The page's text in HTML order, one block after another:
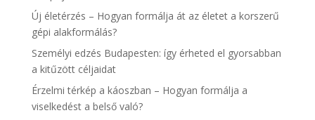
Új életérzés – Hogyan formálja át az életet a korszerű
gépi alakformálás?
Személyi edzés Budapesten: így érheted el gyorsabban
a kitűzött céljaidat
Érzelmi térkép a káoszban – Hogyan formálja a
viselkedést a belső való?